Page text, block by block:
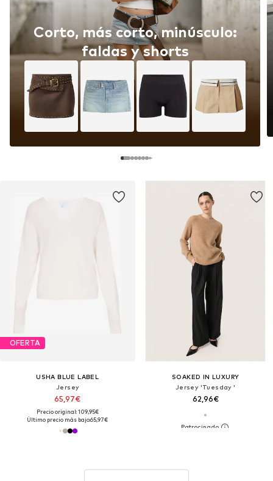
Corto, más corto, minúsculo:
faldas y shorts
OFERTA
USHA BLUE LABEL
Jersey
65,97€
Precio original: 109,95€
Último precio más bajo:65,97€
SOAKED IN LUXURY
Jersey 'Tuesday '
62,96€